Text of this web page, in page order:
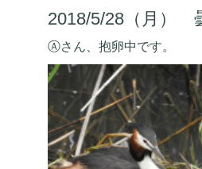
2018/5/28（月）
Ⓐさん、抱卵中です。